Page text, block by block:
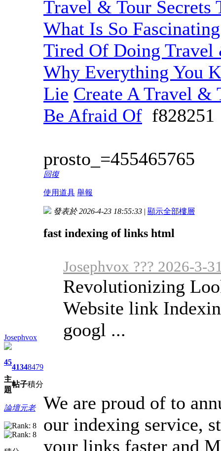
Travel & Tour Secrets
What Is So
Tired Of Doing Travel
Why Everything You
Lie Create A Travel &
Be Afraid Of
prosto_=455465765
回復
使用道具 舉報
Josephvox
45
主
題
4134
帖子
8479
積分
論壇元老
發表於 2026-4-23 18:55:33 | 顯示全部樓層
fast indexing of links html
Josephvox ??? 2026-3-
Revolutionizing
Website link
googl ...
We are proud of to
our indexing service,
your links faster and